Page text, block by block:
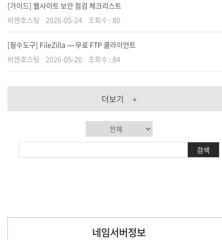
[가이드] 웹사이트 보안 점검 체크리스트
비젠호스팅
2026-05-24 조회수 : 80
[필수도구] FileZilla — 무료 FTP 클라이언트
비젠호스팅
2026-05-20 조회수 : 84
더보기 +
검색
네임서버정보